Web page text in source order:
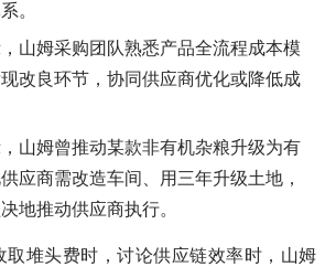
。
山姆采购团队熟悉产品全流程成本模
改良环节，协同供应商优化或降低成
山姆曾推动某款非有机杂粮升级为有
应商需改造车间、用三年升级土地，
地推动供应商执行。
取堆头费时，讨论供应链效率时，山姆